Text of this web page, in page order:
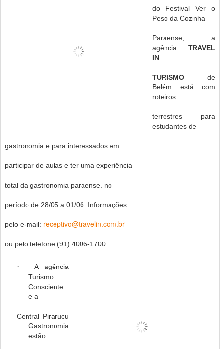
do Festival Ver o
Peso da Cozinha
Paraense, a
agência TRAVEL
IN
TURISMO de
Belém está com
roteiros
terrestres para
estudantes de
gastronomia e para interessados em
participar de aulas e ter uma experiência
total da gastronomia paraense, no
período de 28/05 a 01/06. Informações
pelo e-mail: receptivo@travelin.com.br
ou pelo telefone (91) 4006-1700.
·
A agência
Turismo
Consciente
e a
Central Pirarucu
Gastronomia
estão